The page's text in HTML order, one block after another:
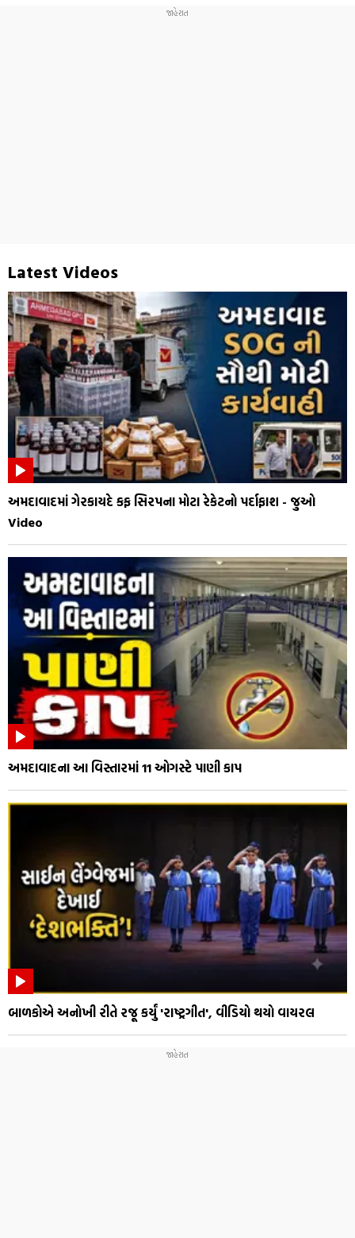
Latest Videos
અમદાવાદમાં ગેરકાયદે કફ સિરપના મોટા રેકેટનો પર્દાફાશ - જુઓ
Video
અમદાવાદના આ વિસ્તારમાં 11 ઓગસ્ટે પાણી કાપ
બાળકોએ અનોખી રીતે રજૂ કર્યું 'રાષ્ટ્રગીત', વીડિયો થયો વાયરલ